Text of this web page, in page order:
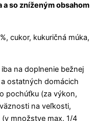
a so zníženým obsahom
cukor, kukuričná múka,
iba na doplnenie bežnej
ostatných domácich
pochúťku (za výkon,
na veľkosti,
množstve max. 1/4